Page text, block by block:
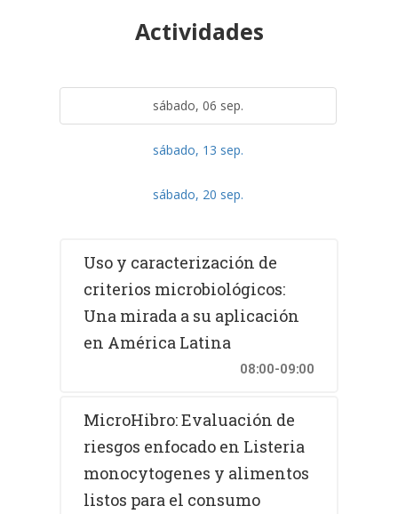
Actividades
sábado, 06 sep.
sábado, 13 sep.
sábado, 20 sep.
Uso y caracterización de
criterios microbiológicos:
Una mirada a su aplicación
en América Latina
08:00-09:00
MicroHibro: Evaluación de
riesgos enfocado en Listeria
monocytogenes y alimentos
listos para el consumo